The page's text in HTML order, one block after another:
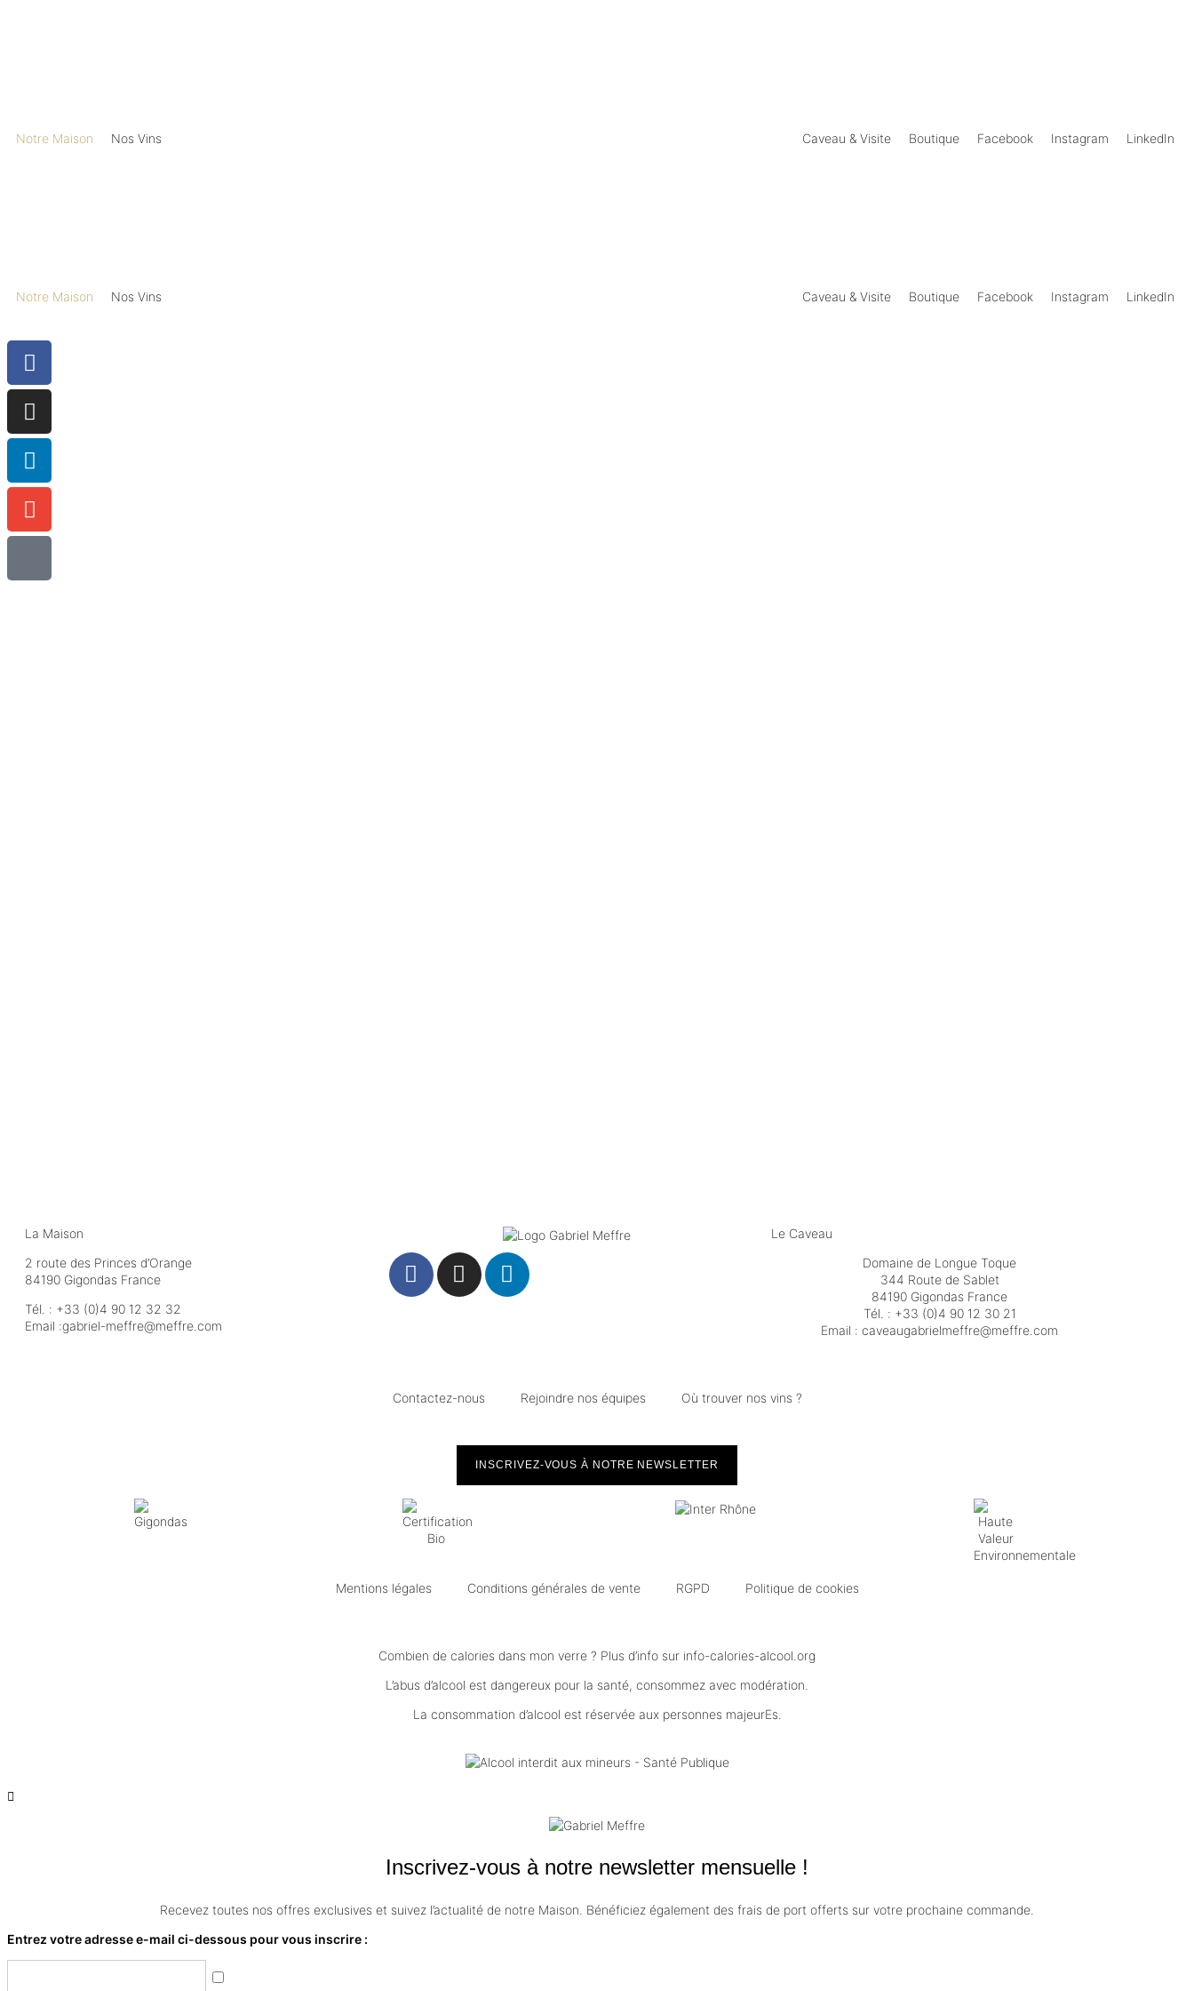
Notre Maison Nos Vins Caveau & Visite Boutique Facebook Instagram LinkedIn
Notre Maison Nos Vins Caveau & Visite Boutique Facebook Instagram LinkedIn
La Maison
2 route des Princes d’Orange
84190 Gigondas France
Tél. : +33 (0)4 90 12 32 32
Email :moc.erffem@erffem-leirbag
Le Caveau
Domaine de Longue Toque
344 Route de Sablet
84190 Gigondas France
Tél. : +33 (0)4 90 12 30 21
Email :moc.erffem@erffemleirbaguaevac
Contactez-nous Rejoindre nos équipes Où trouver nos vins ?
INSCRIVEZ-VOUS À NOTRE NEWSLETTER
Mentions légales Conditions générales de vente RGPD Politique de cookies
Combien de calories dans mon verre ? Plus d’info sur info-calories-alcool.org
L’abus d’alcool est dangereux pour la santé, consommez avec modération.
La consommation d’alcool est réservée aux personnes majeurEs.
Inscrivez-vous à notre newsletter mensuelle !
Recevez toutes nos offres exclusives et suivez l’actualité de notre Maison. Bénéficiez également des frais de port offerts sur votre prochaine commande.
Entrez votre adresse e-mail ci-dessous pour vous inscrire :